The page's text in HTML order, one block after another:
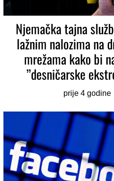
Njemačka tajna
lažnim nalozima na
mrežama kako bi
”desničarske
prije 4 godine